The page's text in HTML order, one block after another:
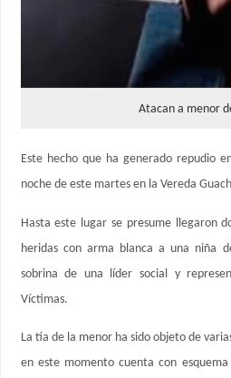
Atacan a menor
Este hecho que ha generado repudio
noche de este martes en la Vereda
Hasta este lugar se presume llegaron
heridas con arma blanca a una niña
sobrina de una líder social y
Víctimas.
La tía de la menor ha sido objeto de
en este momento cuenta con